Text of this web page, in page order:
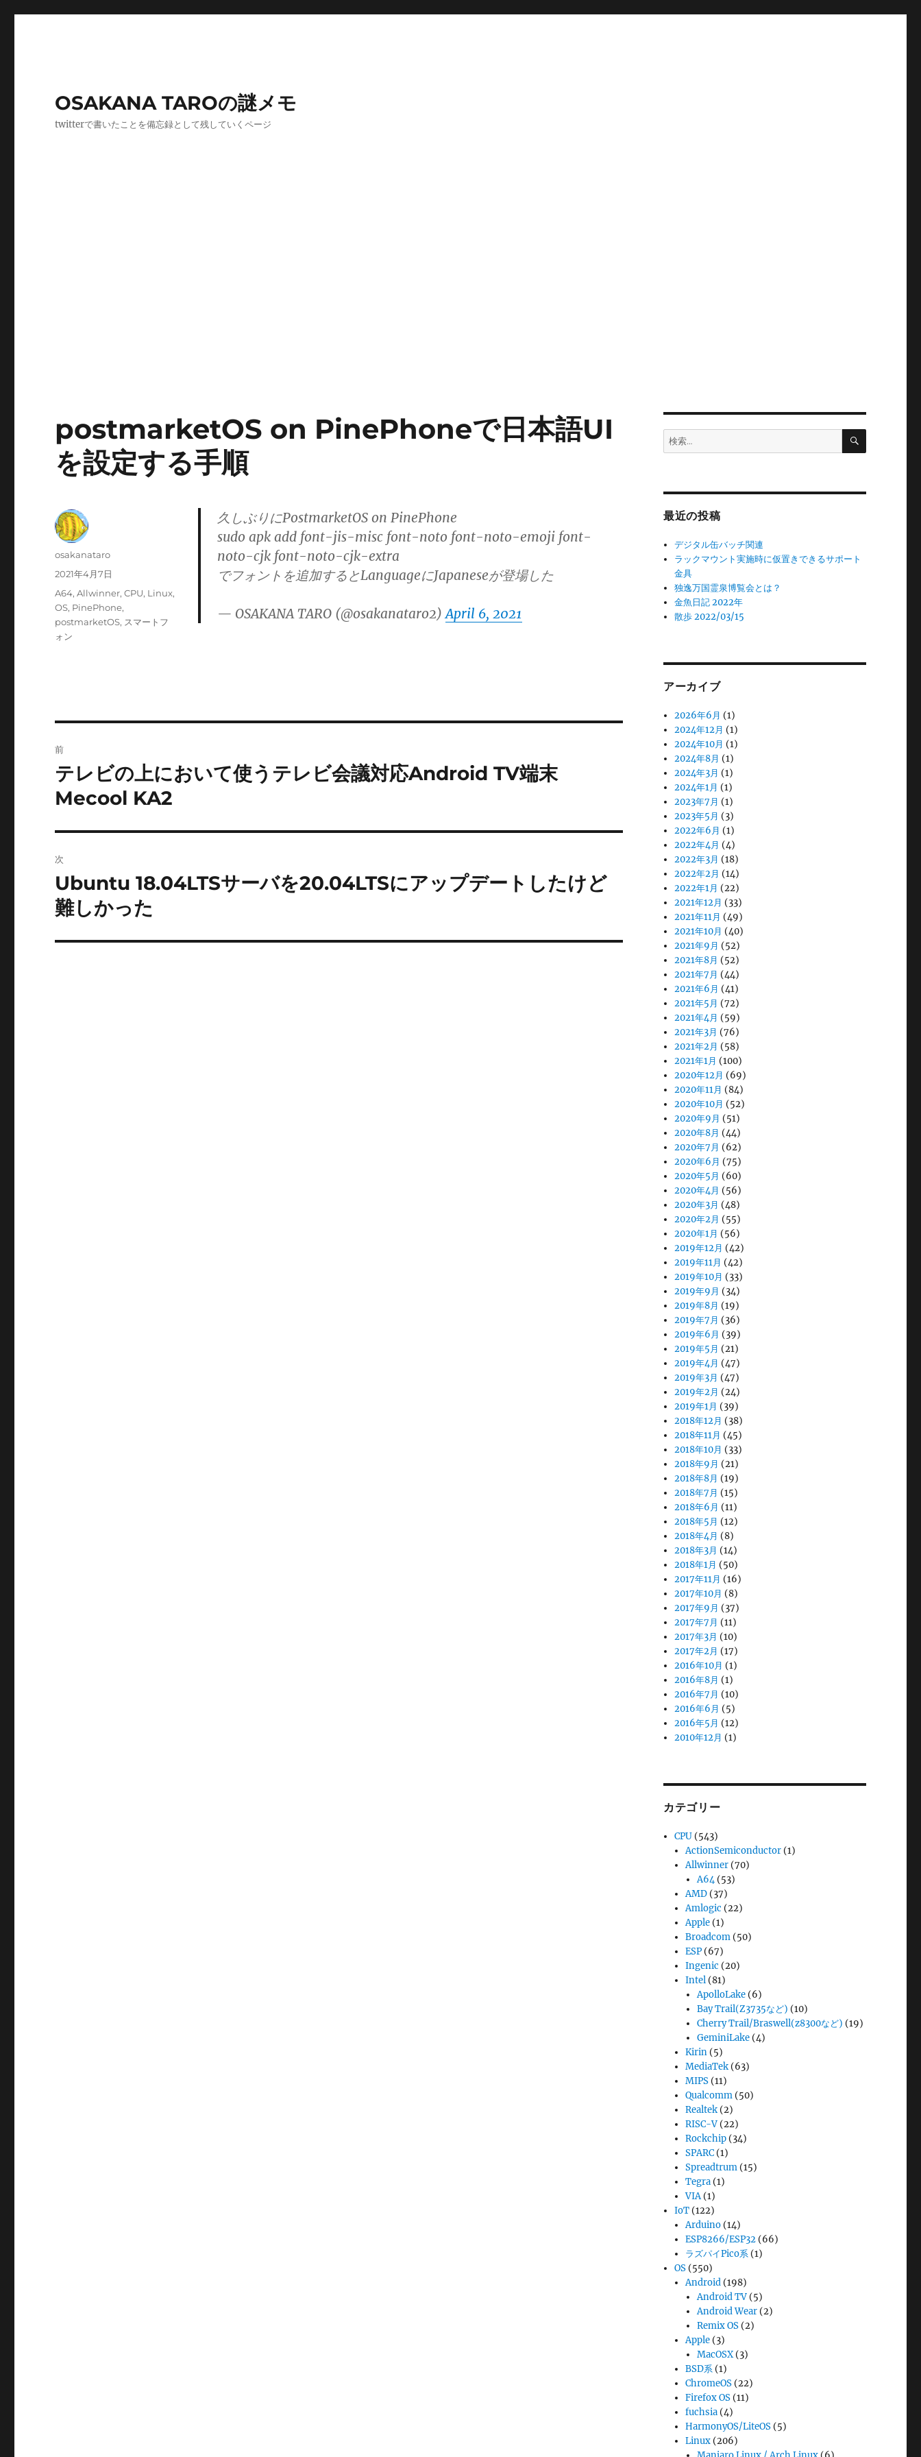
OSAKANA TAROの謎メモ
twitterで書いたことを備忘録として残していくページ
postmarketOS on PinePhoneで日本語UI
を設定する手順
久しぶりにPostmarketOS on PinePhone
sudo apk add font-jis-misc font-noto font-noto-emoji font-
noto-cjk font-noto-cjk-extra
でフォントを追加するとLanguageにJapaneseが登場した
— OSAKANA TARO (@osakanataro2)April 6, 2021
投
osakanataro
投
2021年4月7日
カ
テ
ゴ
リ
A64,Allwinner,CPU, Linux,
OS, PinePhone,
postmarketOS, スマートフ
ォン
稿
ナ
ゲ
ー
シ
ョ
前
前
の
投
稿:
テレビの上において使うテレビ会議対応Android TV端末
Mecool KA2
次
次
の
投
稿:
Ubuntu 18.04LTSサーバを20.04LTSにアップデートしたけど
難しかった
検
索:
検
最近の投稿
デジタル缶バッチ関連
ラックマウント実施時に仮置きできるサポート
金具
独逸万国霊泉博覧会とは？
金魚日記 2022年
散歩 2022/03/15
アーカイブ
2026年6月 (1)
2024年12月 (1)
2024年10月 (1)
2024年8月 (1)
2024年3月 (1)
2024年1月 (1)
2023年7月 (1)
2023年5月 (3)
2022年6月 (1)
2022年4月 (4)
2022年3月 (18)
2022年2月 (14)
2022年1月 (22)
2021年12月 (33)
2021年11月 (49)
2021年10月 (40)
2021年9月 (52)
2021年8月 (52)
2021年7月 (44)
2021年6月 (41)
2021年5月 (72)
2021年4月 (59)
2021年3月 (76)
2021年2月 (58)
2021年1月 (100)
2020年12月 (69)
2020年11月 (84)
2020年10月 (52)
2020年9月 (51)
2020年8月 (44)
2020年7月 (62)
2020年6月 (75)
2020年5月 (60)
2020年4月 (56)
2020年3月 (48)
2020年2月 (55)
2020年1月 (56)
2019年12月 (42)
2019年11月 (42)
2019年10月 (33)
2019年9月 (34)
2019年8月 (19)
2019年7月 (36)
2019年6月 (39)
2019年5月 (21)
2019年4月 (47)
2019年3月 (47)
2019年2月 (24)
2019年1月 (39)
2018年12月 (38)
2018年11月 (45)
2018年10月 (33)
2018年9月 (21)
2018年8月 (19)
2018年7月 (15)
2018年6月 (11)
2018年5月 (12)
2018年4月 (8)
2018年3月 (14)
2018年1月 (50)
2017年11月 (16)
2017年10月 (8)
2017年9月 (37)
2017年7月 (11)
2017年3月 (10)
2017年2月 (17)
2016年10月 (1)
2016年8月 (1)
2016年7月 (10)
2016年6月 (5)
2016年5月 (12)
2010年12月 (1)
カテゴリー
CPU (543)
ActionSemiconductor (1)
Allwinner (70)
A64(53)
AMD (37)
Amlogic (22)
Apple (1)
Broadcom (50)
ESP (67)
Ingenic (20)
Intel (81)
ApolloLake(6)
Bay Trail(Z3735など) (10)
Cherry Trail/Braswell(z8300など) (19)
GeminiLake(4)
Kirin (5)
MediaTek (63)
MIPS (11)
Qualcomm (50)
Realtek (2)
RISC-V (22)
Rockchip (34)
SPARC (1)
Spreadtrum (15)
Tegra (1)
VIA(1)
IoT (122)
Arduino (14)
ESP8266/ESP32 (66)
ラズパイPico系 (1)
OS (550)
Android (198)
Android TV(5)
Android Wear(2)
Remix OS(2)
Apple (3)
MacOSX(3)
BSD系 (1)
ChromeOS (22)
Firefox OS (11)
fuchsia (4)
HarmonyOS/LiteOS (5)
Linux (206)